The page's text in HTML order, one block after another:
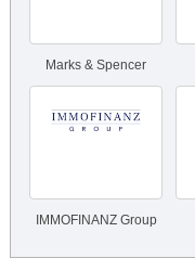
Marks & Spencer
IMMOFINANZ Group